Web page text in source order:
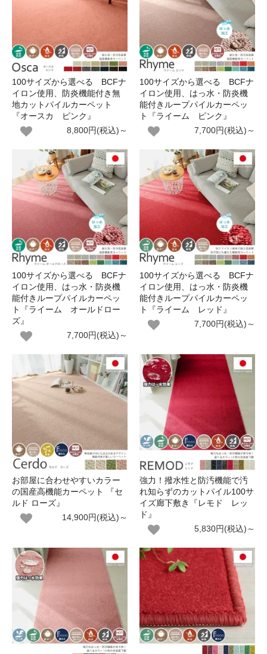
100サイズから選べる BCFナ
イロン使用、防炎機能付き無
地カットパイルカーペット
『オースカ ピンク』
8,800円(税込)～
100サイズから選べる BCFナ
イロン使用、はっ水・防炎機
能付きループパイルカーペッ
ト『ライーム ピンク』
7,700円(税込)～
100サイズから選べる BCFナ
イロン使用、はっ水・防炎機
能付きループパイルカーペッ
ト『ライーム オールドロー
ズ』
7,700円(税込)～
100サイズから選べる BCFナ
イロン使用、はっ水・防炎機
能付きループパイルカーペッ
ト『ライーム レッド』
7,700円(税込)～
お部屋に合わせやすいカラー
の国産高機能カーペット 『セ
ルド ローズ』
14,900円(税込)～
強力！撥水性と防汚機能で汚
れ知らずのカットパイル100サ
イズ廊下敷き『レモド レッ
ド』
5,830円(税込)～